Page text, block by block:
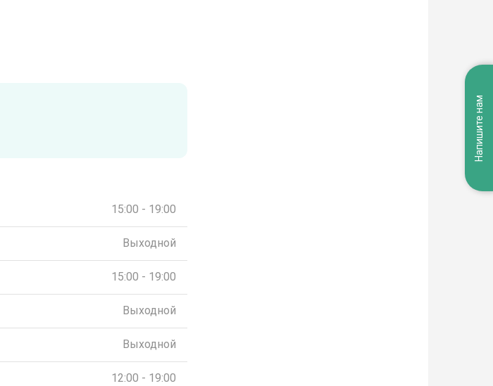
15:00 - 19:00
Выходной
15:00 - 19:00
Выходной
Выходной
12:00 - 19:00
Напишите нам